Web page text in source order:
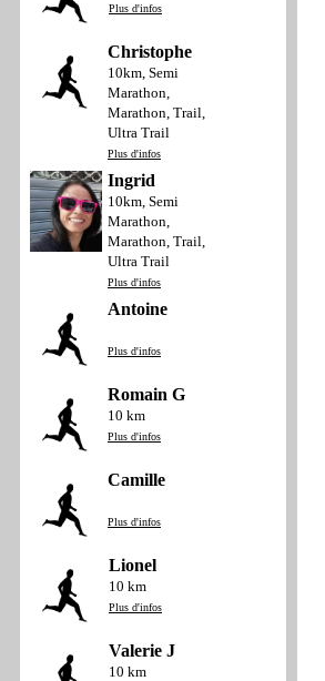
Plus d'infos
Christophe
10km, Semi
Marathon,
Marathon, Trail,
Ultra Trail
Plus d'infos
Ingrid
10km, Semi
Marathon,
Marathon, Trail,
Ultra Trail
Plus d'infos
Antoine
Plus d'infos
Romain G
10 km
Plus d'infos
Camille
Plus d'infos
Lionel
10 km
Plus d'infos
Valerie J
10 km